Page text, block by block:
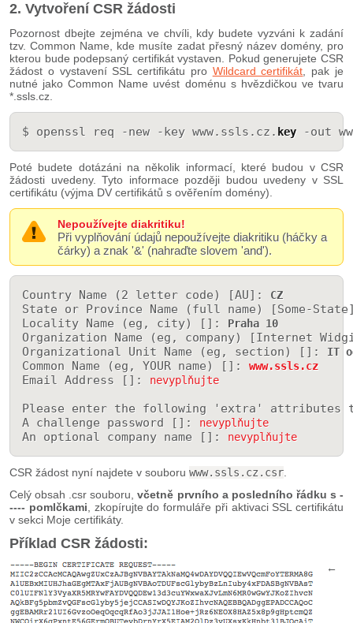
2. Vytvoření CSR žádosti
Pozornost dbejte zejména ve chvíli, kdy budete vyzváni k zadání
tzv. Common Name, kde musíte zadat přesný název domény, pro
kterou bude podepsaný certifikát vystaven. Pokud generujete CSR
žádost o vystavení SSL certifikátu pro Wildcard certifikát , pak je
nutné jako Common Name uvést doménu s hvězdičkou ve tvaru
*.ssls.cz.
$ openssl req -new -key www.ssls.cz. key -out
Poté budete dotázáni na několik informací, které budou v CSR
žádosti uvedeny. Tyto informace později budou uvedeny v SSL
certifikátu (výjma DV certifikátů s ověřením domény).
Nepoužívejte diakritiku!
Při vyplňování údajů nepoužívejte diakritiku (háčky a
čárky) a znak '&' (nahraďte slovem 'and').
Country Name (2 letter code) [AU]: CZ
State or Province Name (full name) [Some-
Locality Name (eg, city) []:
Praha 10
Organization Name (eg, company) [Internet
Organizational Unit Name (eg, section) []:
IT
Common Name (eg, YOUR name) []: www.ssls.cz
Email Address []: nevyplňujte
Please enter the following 'extra' attributes
A challenge password []:
nevyplňujte
An optional company name []: nevyplňujte
CSR žádost nyní najdete v souboru www.ssls.cz.csr
Celý obsah .csr souboru,včetně prvního a posledního řádku s -
---- pomlčkami , zkopírujte do formuláře při aktivaci SSL certifikátu
v sekci Moje certifikáty.
Příklad CSR žádosti:
←